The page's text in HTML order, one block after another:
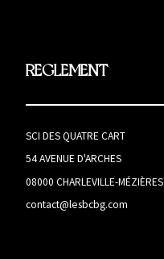
REGLEMENT
SCI DES QUATRE CART
54 AVENUE D'ARCHES
08000 CHARLEVILLE-MÉZIÈRES
contact@lesbcbg.com